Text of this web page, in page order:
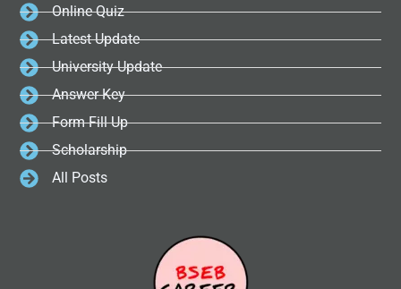
Online Quiz
Latest Update
University Update
Answer Key
Form Fill Up
Scholarship
All Posts